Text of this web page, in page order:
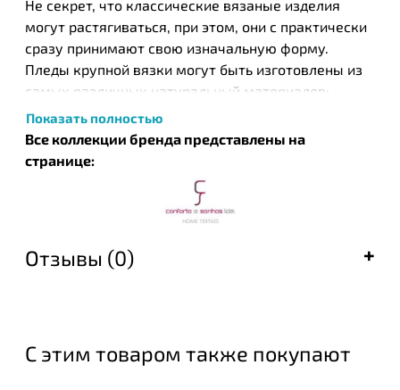
Не секрет, что классические вязаные изделия
могут растягиваться, при этом, они с практически
сразу принимают свою изначальную форму.
Пледы крупной вязки могут быть изготовлены из
самых различных натуральный материалов:
шерсти, бамбука и хлопка. В линейке товаров есть
пледы с различными узорами и способами
вызанный плед можно закутаться осенним или
зимним вечером, так как они чрезвычайно мягкие
и далеко за ее пределами. Широкий спектр
Показать полностью
Все коллекции бренда представлены на
странице:
Отзывы (0)
С этим товаром также покупают